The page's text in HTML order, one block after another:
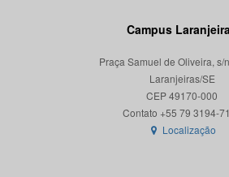
Campus
Praça Samuel de Oliveira, s/
Laranjeiras/SE
CEP 49170-000
Localização